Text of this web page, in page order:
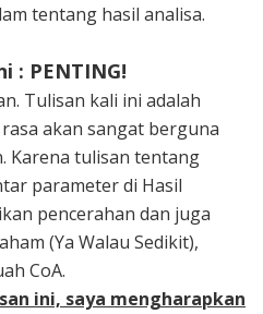
tentang hasil analisa.
: PENTING!
Tulisan kali ini adalah
akan sangat berguna
Karena tulisan tentang
parameter di Hasil
pencerahan dan juga
(Ya Walau Sedikit),
CoA.
ini, saya mengharapkan